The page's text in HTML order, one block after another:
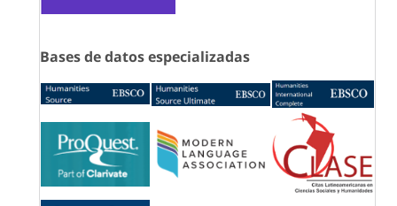
Bases de datos especializadas